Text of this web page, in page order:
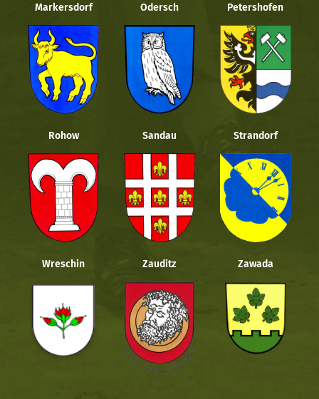
Markersdorf Odersch Petershofen
Rohow Sandau Strandorf
Wreschin Zauditz Zawada